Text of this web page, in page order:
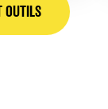
OUTILS